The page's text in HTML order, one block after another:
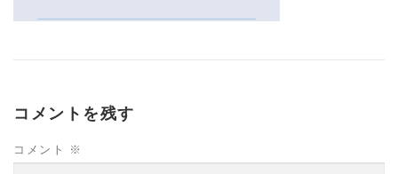
コメントを残す
コメント ※